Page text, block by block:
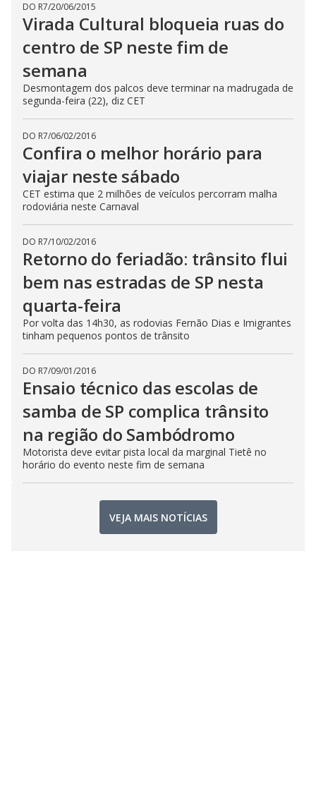
DO R7/20/06/2015
Virada Cultural bloqueia ruas do
centro de SP neste fim de
semana
Desmontagem dos palcos deve terminar na madrugada de
segunda-feira (22), diz CET
DO R7/06/02/2016
Confira o melhor horário para
viajar neste sábado
CET estima que 2 milhões de veículos percorram malha
rodoviária neste Carnaval
DO R7/10/02/2016
Retorno do feriadão: trânsito flui
bem nas estradas de SP nesta
quarta-feira
Por volta das 14h30, as rodovias Fernão Dias e Imigrantes
tinham pequenos pontos de trânsito
DO R7/09/01/2016
Ensaio técnico das escolas de
samba de SP complica trânsito
na região do Sambódromo
Motorista deve evitar pista local da marginal Tietê no
horário do evento neste fim de semana
VEJA MAIS NOTÍCIAS